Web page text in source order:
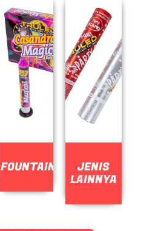
FOUNTAIN JENIS
LAINNYA